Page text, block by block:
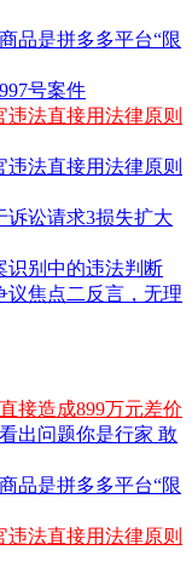
品是拼多多平台“限
号案件
法直接用法律原则
法直接用法律原则
诉讼请求3损失扩大
识别中的违法判断
焦点二反言，无理
造成899万元差价
问题你是行家 敢
品是拼多多平台“限
法直接用法律原则